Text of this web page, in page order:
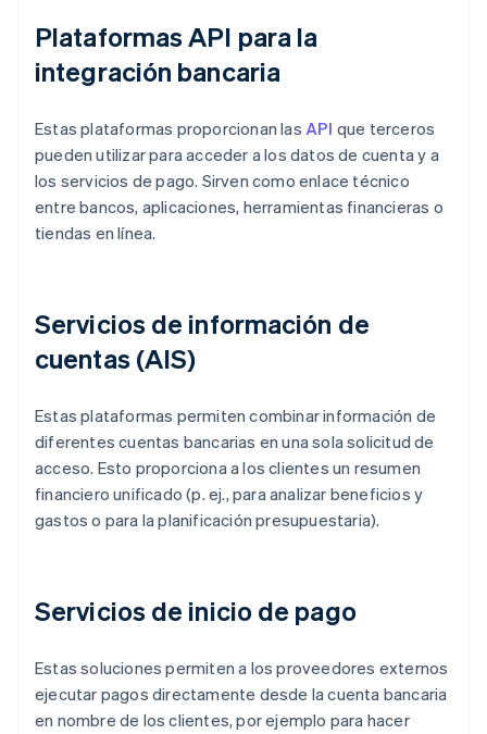
Plataformas API para la
integración bancaria
Estas plataformas proporcionan las API que terceros
pueden utilizar para acceder a los datos de cuenta y a
los servicios de pago. Sirven como enlace técnico
entre bancos, aplicaciones, herramientas financieras o
tiendas en línea.
Servicios de información de
cuentas (AIS)
Estas plataformas permiten combinar información de
diferentes cuentas bancarias en una sola solicitud de
acceso. Esto proporciona a los clientes un resumen
financiero unificado (p. ej., para analizar beneficios y
gastos o para la planificación presupuestaria).
Servicios de inicio de pago
Estas soluciones permiten a los proveedores externos
ejecutar pagos directamente desde la cuenta bancaria
en nombre de los clientes, por ejemplo para hacer